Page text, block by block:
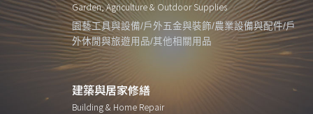
Garden, Agriculture & Outdoor Supplies
園藝工具與設備/戶外五金與裝飾/農業設備與配件/戶
外休閒與旅遊用品/其他相關用品
建築與居家修繕
Building & Home Repair